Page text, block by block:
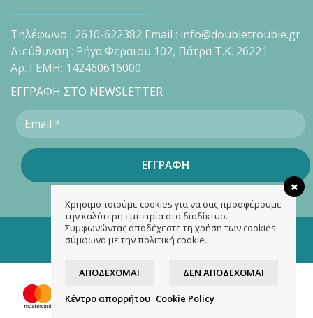
Τηλέφωνο : 2610-622382 Email : info@doubletrouble.gr
Διεύθυνση : Ρήγα Φεραιου 102, Πάτρα Τ.Κ. 26221
Αρ. ΓΕΜΗ: 142460616000
ΕΓΓΡΑΦΗ ΣΤΟ NEWSLETTER
Copyright 2026 ©doubletrouble.gr
Designed & developed by
Χρησιμοποιούμε cookies για να σας προσφέρουμε
την καλύτερη εμπειρία στο διαδίκτυο.
Συμφωνώντας αποδέχεστε τη χρήση των cookies
σύμφωνα με την πολιτική cookie.
ΑΠΟΔΈΧΟΜΑΙ ΔΕΝ ΑΠΟΔΈΧΟΜΑΙ
Κέντρο απορρήτου Cookie Policy